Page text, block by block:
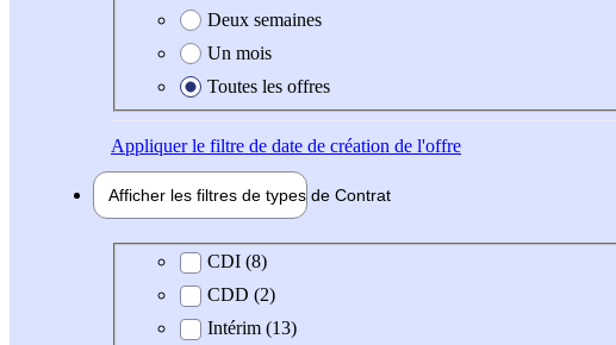
Deux semaines
Un mois
Toutes les offres
Appliquerle filtre de date de création de l'offre
Afficher les filtres de types de Contrat
Type de contrat
CDI (8)
CDD (2)
Intérim (13)